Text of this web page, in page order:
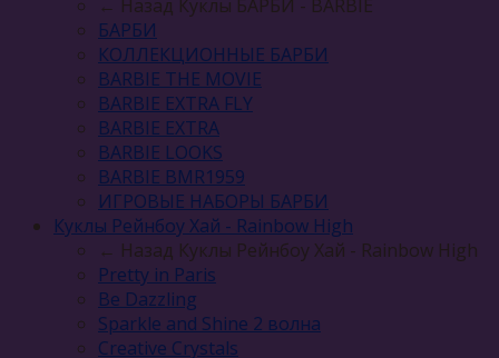
← Назад Куклы БАРБИ - BARBIE
БАРБИ
КОЛЛЕКЦИОННЫЕ БАРБИ
BARBIE THE MOVIE
BARBIE EXTRA FLY
BARBIE EXTRA
BARBIE LOOKS
BARBIE BMR1959
ИГРОВЫЕ НАБОРЫ БАРБИ
Куклы Рейнбоу Хай - Rainbow High
← Назад Куклы Рейнбоу Хай - Rainbow High
Pretty in Paris
Be Dazzling
Sparkle and Shine 2 волна
Сreative Сrystals